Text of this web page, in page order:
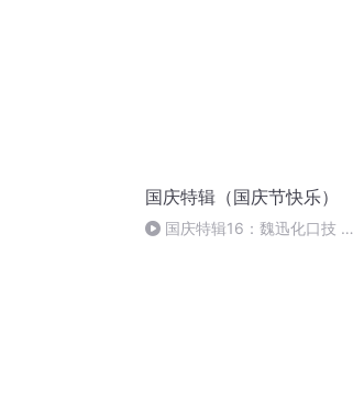
国庆特辑（国庆节快乐）
国庆特辑16：魏迅化口技 二